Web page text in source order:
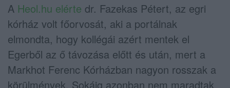
A Heol.hu elérte dr. Fazekas Pétert, az egri
kórház volt főorvosát, aki a portálnak
elmondta, hogy kollégái azért mentek el
Egerből az ő távozása előtt és után, mert a
Markhot Ferenc Kórházban nagyon rosszak a
körülmények. Sokáig azonban nem maradtak